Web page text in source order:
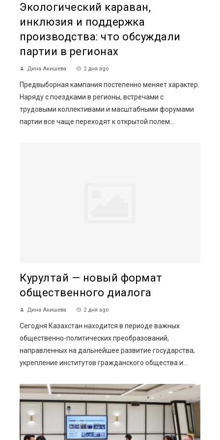
Экологический караван,
инклюзия и поддержка
производства: что обсуждали
партии в регионах
Дина Акишева 2 дня ago
Предвыборная кампания постепенно меняет характер.
Наряду с поездками в регионы, встречами с
трудовыми коллективами и масштабными форумами
партии все чаще переходят к открытой полем...
Курултай — новый формат
общественного диалога
Дина Акишева 2 дня ago
Сегодня Казахстан находится в периоде важных
общественно-политических преобразований,
направленных на дальнейшее развитие государства,
укрепление институтов гражданского общества и...